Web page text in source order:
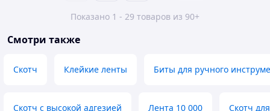
Показано 1 - 29 товаров из 90+
Смотри также
Скотч Клейкие ленты Биты для ручного
Скотч с высокой адгезией Лента 10 000 Скотч